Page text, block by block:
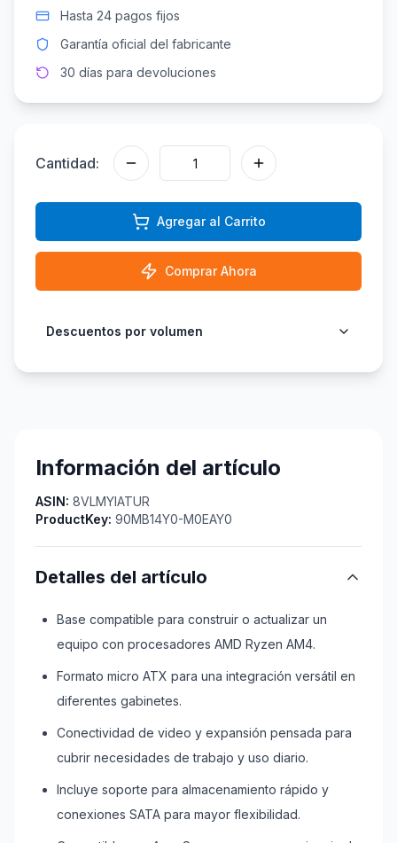
Hasta 24 pagos fijos
Garantía oficial del fabricante
30 días para devoluciones
Cantidad:
Agregar al Carrito
Comprar Ahora
Descuentos por volumen
Información del artículo
ASIN: 8VLMYIATUR
ProductKey: 90MB14Y0-M0EAY0
Detalles del artículo
Base compatible para construir o actualizar un
equipo con procesadores AMD Ryzen AM4.
Formato micro ATX para una integración versátil en
diferentes gabinetes.
Conectividad de video y expansión pensada para
cubrir necesidades de trabajo y uso diario.
Incluye soporte para almacenamiento rápido y
conexiones SATA para mayor flexibilidad.